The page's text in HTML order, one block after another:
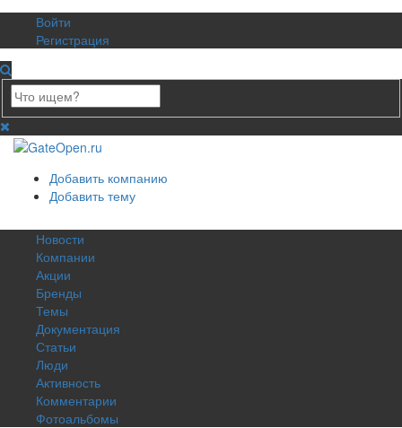
Войти
Регистрация
Добавить компанию
Добавить тему
Новости
Компании
Акции
Бренды
Темы
Документация
Статьи
Люди
Активность
Комментарии
Фотоальбомы